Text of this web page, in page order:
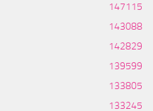
147115
143088
142829
139599
133805
133245